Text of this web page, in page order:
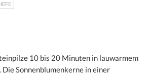
10 bis 20 Minuten in lauwarmem
Sonnenblumenkerne in einer